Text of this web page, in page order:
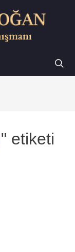
" etiketi